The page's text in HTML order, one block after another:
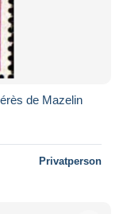
de Mazelin
Privatperson